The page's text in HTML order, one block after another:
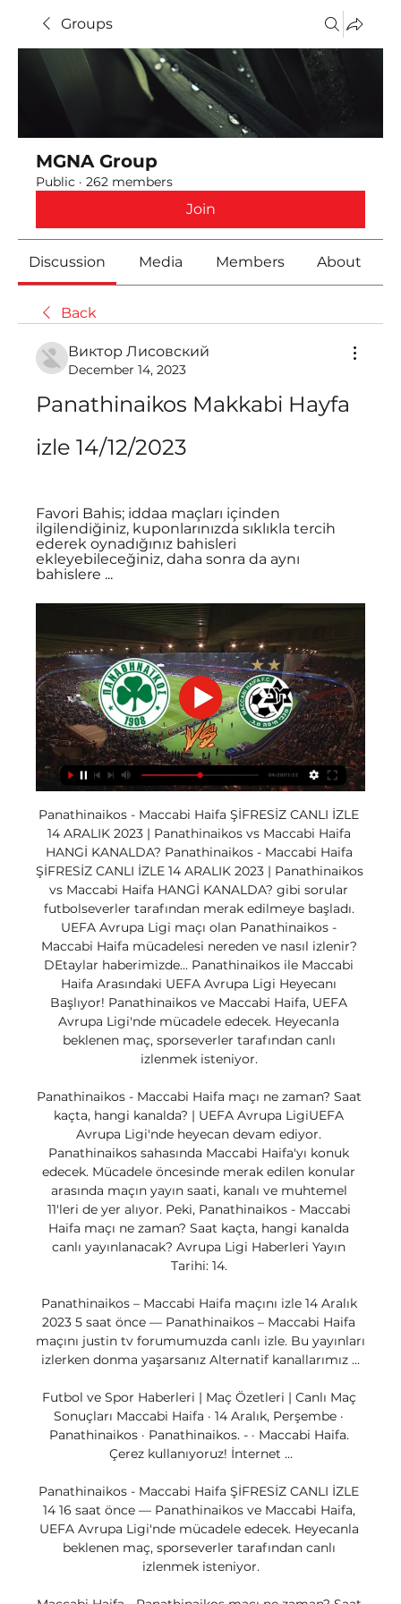
Groups
MGNA Group
Public · 262 members
Join
Discussion Media Members About
Back
Виктор Лисовский
December 14, 2023
Panathinaikos Makkabi Hayfa
izle 14/12/2023
Favori Bahis; iddaa maçları içinden
ilgilendiğiniz, kuponlarınızda sıklıkla tercih
ederek oynadığınız bahisleri
ekleyebileceğiniz, daha sonra da aynı
bahislere ...
Panathinaikos - Maccabi Haifa ŞİFRESİZ CANLI İZLE
14 ARALIK 2023 | Panathinaikos vs Maccabi Haifa
HANGİ KANALDA? Panathinaikos - Maccabi Haifa
ŞİFRESİZ CANLI İZLE 14 ARALIK 2023 | Panathinaikos
vs Maccabi Haifa HANGİ KANALDA? gibi sorular
futbolseverler tarafından merak edilmeye başladı.
UEFA Avrupa Ligi maçı olan Panathinaikos -
Maccabi Haifa mücadelesi nereden ve nasıl izlenir?
DEtaylar haberimizde... Panathinaikos ile Maccabi
Haifa Arasındaki UEFA Avrupa Ligi Heyecanı
Başlıyor! Panathinaikos ve Maccabi Haifa, UEFA
Avrupa Ligi'nde mücadele edecek. Heyecanla
beklenen maç, sporseverler tarafından canlı
izlenmek isteniyor.
Panathinaikos - Maccabi Haifa maçı ne zaman? Saat
kaçta, hangi kanalda? | UEFA Avrupa LigiUEFA
Avrupa Ligi'nde heyecan devam ediyor.
Panathinaikos sahasında Maccabi Haifa'yı konuk
edecek. Mücadele öncesinde merak edilen konular
arasında maçın yayın saati, kanalı ve muhtemel
11'leri de yer alıyor. Peki, Panathinaikos - Maccabi
Haifa maçı ne zaman? Saat kaçta, hangi kanalda
canlı yayınlanacak? Avrupa Ligi Haberleri Yayın
Tarihi: 14.
Panathinaikos – Maccabi Haifa maçını izle 14 Aralık
2023 5 saat önce — Panathinaikos – Maccabi Haifa
maçını justin tv forumumuzda canlı izle. Bu yayınları
izlerken donma yaşarsanız Alternatif kanallarımız ...
Futbol ve Spor Haberleri | Maç Özetleri | Canlı Maç
Sonuçları Maccabi Haifa · 14 Aralık, Perşembe ·
Panathinaikos · Panathinaikos. - · Maccabi Haifa.
Çerez kullanıyoruz! İnternet ...
Panathinaikos - Maccabi Haifa ŞİFRESİZ CANLI İZLE
14 16 saat önce — Panathinaikos ve Maccabi Haifa,
UEFA Avrupa Ligi'nde mücadele edecek. Heyecanla
beklenen maç, sporseverler tarafından canlı
izlenmek isteniyor.